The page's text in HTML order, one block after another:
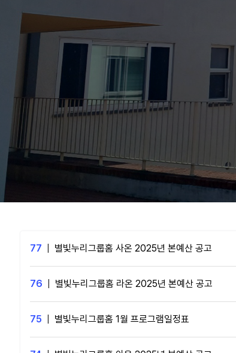
77 별빛누리그룹홈 사온 2025년 본예산 공고
76 별빛누리그룹홈 라온 2025년 본예산 공고
75 별빛누리그룹홈 1월 프로그램일정표